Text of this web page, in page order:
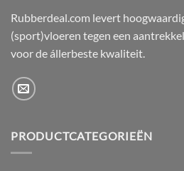
Rubberdeal.com levert
(sport)vloeren tegen een
voor de állerbeste kwaliteit.
PRODUCTCATEGORIEËN